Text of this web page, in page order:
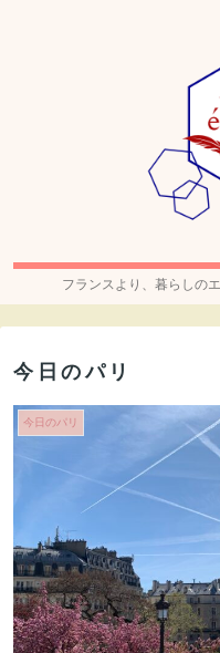
フランスより、暮らしの
今日のパリ
今日のパリ